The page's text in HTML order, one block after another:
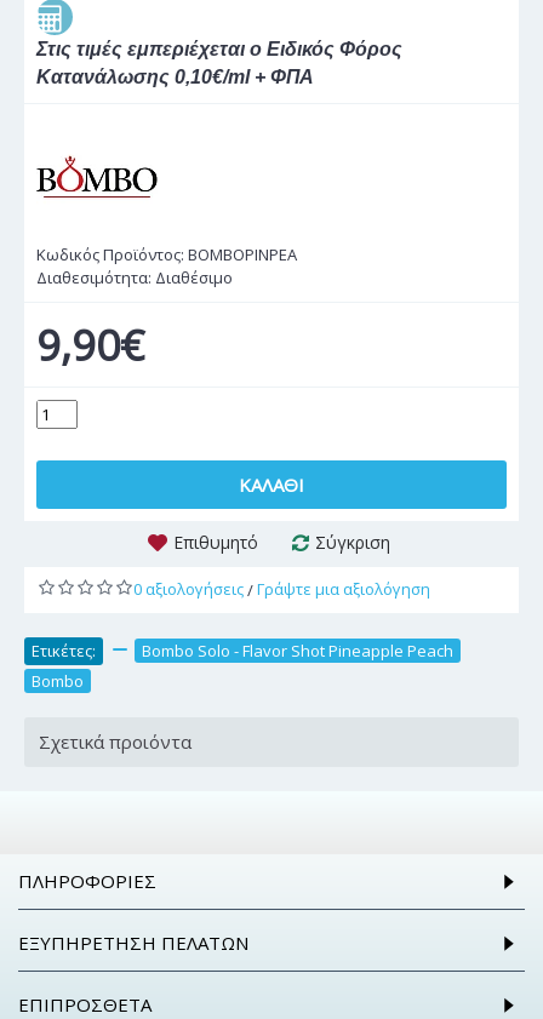
Στις τιμές εμπεριέχεται ο Ειδικός Φόρος
Κατανάλωσης 0,10€/ml + ΦΠΑ
Κωδικός Προϊόντος: BOMBOPINPEA
Διαθεσιμότητα: Διαθέσιμο
9,90€
ΚΑΛΆΘΙ
Επιθυμητό Σύγκριση
0 αξιολογήσεις/Γράψτε μια αξιολόγηση
Ετικέτες: Bombo Solo - Flavor Shot Pineapple Peach
Bombo
Σχετικά προιόντα
ΠΛΗΡΟΦΟΡΊΕΣ
ΕΞΥΠΗΡΈΤΗΣΗ ΠΕΛΑΤΏΝ
ΕΠΙΠΡΌΣΘΕΤΑ